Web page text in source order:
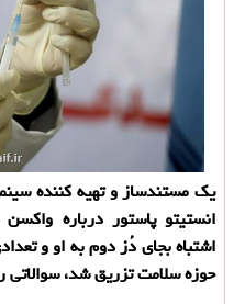
یک مستندساز و تهیه کننده
انستیتو پاستور درباره
اشتباه بجای دُز دوم به او و
حوزه سلامت تزریق شد، سوالاتی